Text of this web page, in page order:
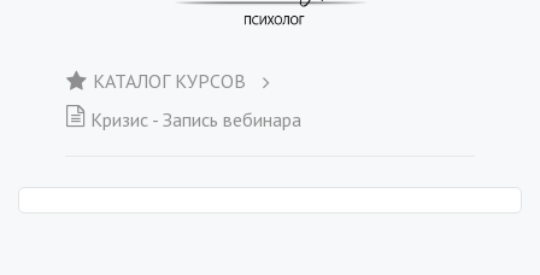
КАТАЛОГ КУРСОВ
Кризис - Запись вебинара